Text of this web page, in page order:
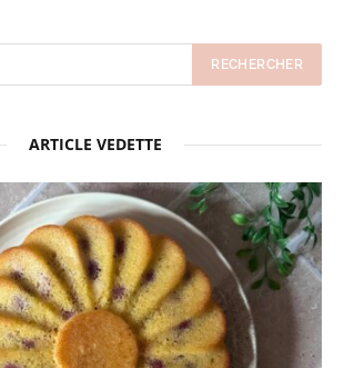
ARTICLE VEDETTE